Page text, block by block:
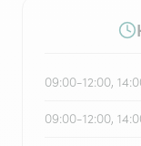
09:00-12:00,
09:00-12:00,